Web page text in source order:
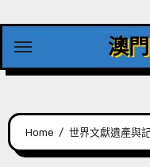
content
澳
Home 世界文獻遺產與